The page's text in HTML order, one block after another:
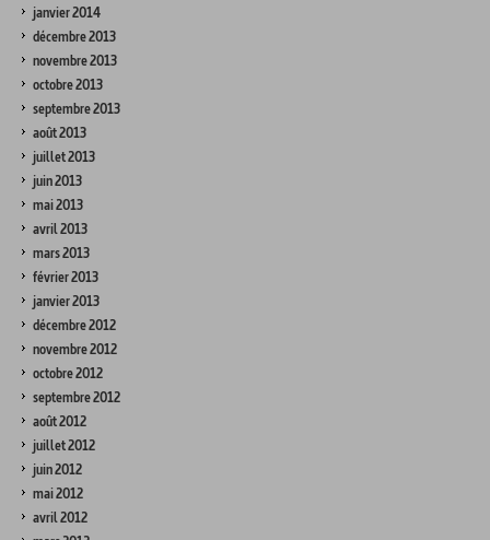
janvier 2014
décembre 2013
novembre 2013
octobre 2013
septembre 2013
août 2013
juillet 2013
juin 2013
mai 2013
avril 2013
mars 2013
février 2013
janvier 2013
décembre 2012
novembre 2012
octobre 2012
septembre 2012
août 2012
juillet 2012
juin 2012
mai 2012
avril 2012